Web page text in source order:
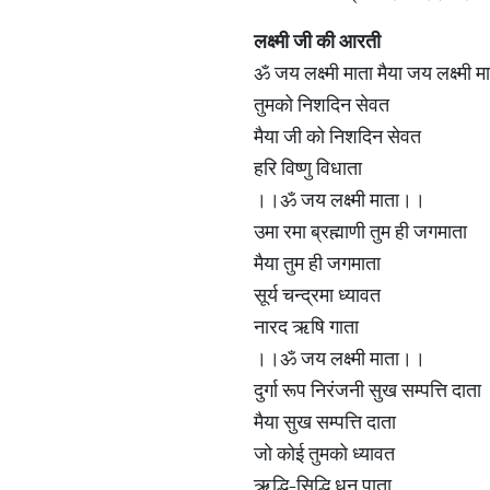
लक्ष्मी जी की आरती
ॐ जय लक्ष्मी माता मैया जय लक्ष्मी
तुमको निशदिन सेवत
मैया जी को निशदिन सेवत
हरि विष्णु विधाता
।।ॐ जय लक्ष्मी माता।।
उमा रमा ब्रह्माणी तुम ही जगमाता
मैया तुम ही जगमाता
सूर्य चन्द्रमा ध्यावत
नारद ऋषि गाता
।।ॐ जय लक्ष्मी माता।।
दुर्गा रूप निरंजनी सुख सम्पत्ति दाता
मैया सुख सम्पत्ति दाता
जो कोई तुमको ध्यावत